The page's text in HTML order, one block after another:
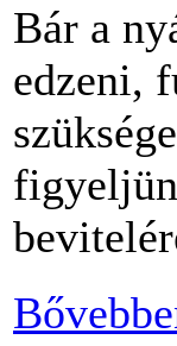
Bár a
edzeni,